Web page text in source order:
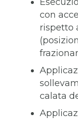
con
rispetto
calata